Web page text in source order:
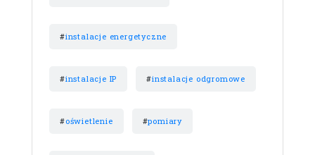
#instalacje energetyczne
#instalacje IP #instalacje odgromowe
#oświetlenie #pomiary